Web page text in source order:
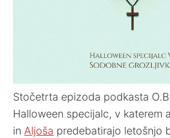
Stočetrta epizoda podkasta
Halloween specijalc, v katerem
inAljoša predebatirajo letošnjo